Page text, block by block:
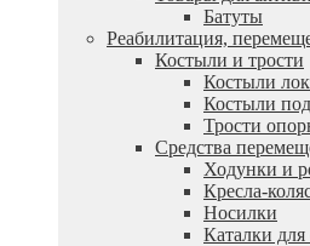
Батуты
Реабилитация,
Костыли и трости
Костыли
Костыли
Трости
Средства
Ходунки и
Кресла-
Носилки
Каталки